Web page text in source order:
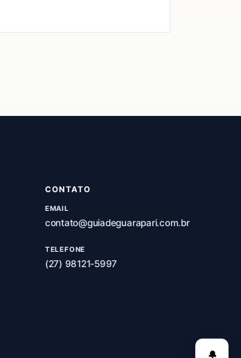
🔔
CONTATO
EMAIL
contato@guiadeguarapari.com.br
TELEFONE
(27) 98121-5997